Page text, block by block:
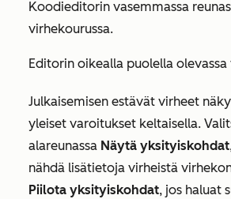
Koodieditorin vasemmassa
virhekourussa.
Editorin oikealla puolella
Julkaisemisen estävät virheet
yleiset varoitukset keltaisella.
alareunassa Näytä yksityiskohdat
nähdä lisätietoja virheistä
Piilota yksityiskohdat, jos haluat